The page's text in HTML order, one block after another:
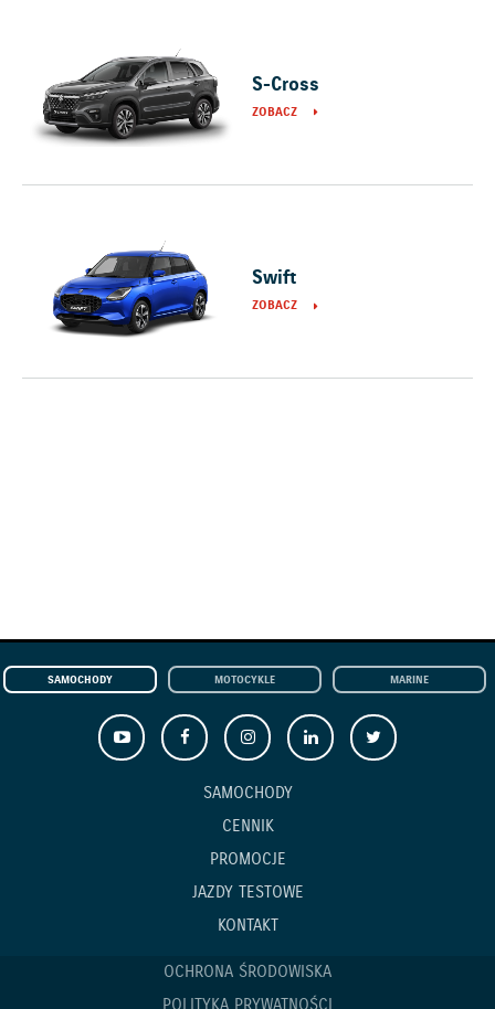
S-Cross
ZOBACZ
Swift
ZOBACZ
SAMOCHODY MOTOCYKLE MARINE
SAMOCHODY
CENNIK
PROMOCJE
JAZDY TESTOWE
KONTAKT
OCHRONA ŚRODOWISKA